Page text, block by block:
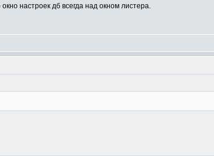
настроек дб всегда над окном листера.